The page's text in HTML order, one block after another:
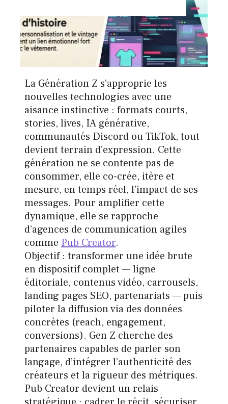
La Génération Z s’approprie les
nouvelles technologies avec une
aisance instinctive : formats courts,
stories, lives, IA générative,
communautés Discord ou TikTok, tout
devient terrain d’expression. Cette
génération ne se contente pas de
consommer, elle co-crée, itère et
mesure, en temps réel, l’impact de ses
messages. Pour amplifier cette
dynamique, elle se rapproche
d’agences de communication agiles
comme Pub Creator.
Objectif : transformer une idée brute
en dispositif complet — ligne
éditoriale, contenus vidéo, carrousels,
landing pages SEO, partenariats — puis
piloter la diffusion via des données
concrètes (reach, engagement,
conversions). Gen Z cherche des
partenaires capables de parler son
langage, d’intégrer l’authenticité des
créateurs et la rigueur des métriques.
Pub Creator devient un relais